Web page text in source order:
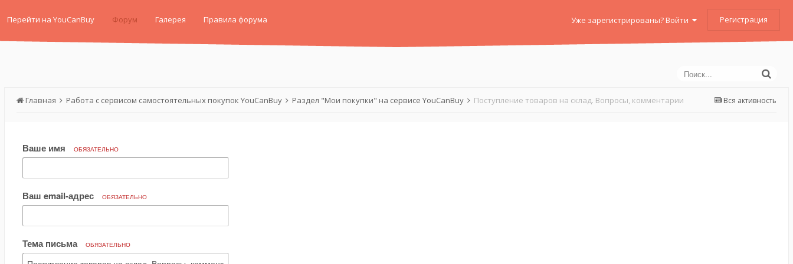
Перейти на YouCanBuy Форум Галерея Правила форума Уже зарегистрированы? Войти Регистрация
Вся активность
Главная Работа с сервисом самостоятельных покупок YouCanBuy Раздел "Мои покупки" на сервисе YouCanBuy Поступление товаров на склад. Вопросы, комментарии
Ваше имя ОБЯЗАТЕЛЬНО
Ваш email-адрес ОБЯЗАТЕЛЬНО
Тема письма ОБЯЗАТЕЛЬНО